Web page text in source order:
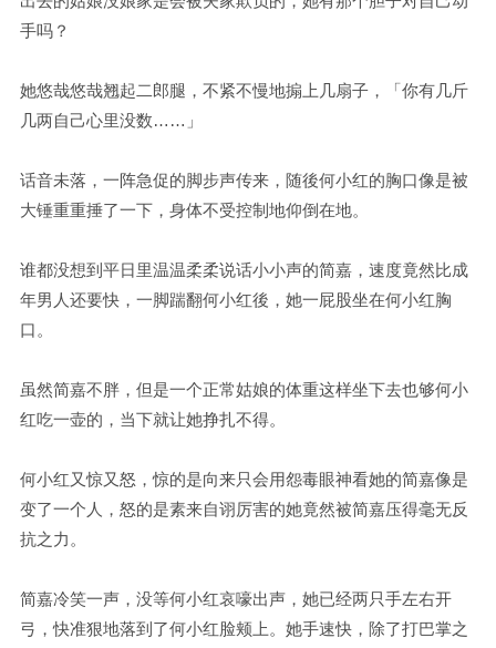
手吗？
她悠哉悠哉翘起二郎腿，不紧不慢地搧上几扇子，「你有几斤
几两自己心里没数……」
话音未落，一阵急促的脚步声传来，随後何小红的胸口像是被
大锤重重捶了一下，身体不受控制地仰倒在地。
谁都没想到平日里温温柔柔说话小小声的简嘉，速度竟然比成
年男人还要快，一脚踹翻何小红後，她一屁股坐在何小红胸
口。
虽然简嘉不胖，但是一个正常姑娘的体重这样坐下去也够何小
红吃一壶的，当下就让她挣扎不得。
何小红又惊又怒，惊的是向来只会用怨毒眼神看她的简嘉像是
变了一个人，怒的是素来自诩厉害的她竟然被简嘉压得毫无反
抗之力。
简嘉冷笑一声，没等何小红哀嚎出声，她已经两只手左右开
弓，快准狠地落到了何小红脸颊上。她手速快，除了打巴掌之